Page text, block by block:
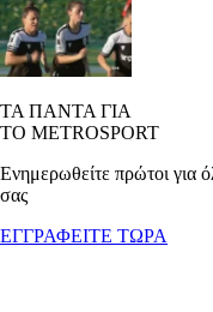
ΤΑ ΠΑΝΤΑ ΓΙΑ
ΤΟ METROSPORT
Ενημερωθείτε πρώτοι για
σας
ΕΓΓΡΑΦΕΙΤΕ ΤΩΡΑ